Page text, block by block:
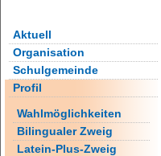
Aktuell
Organisation
Schulgemeinde
Profil
Wahlmöglichkeiten
Bilingualer Zweig
Latein-Plus-Zweig